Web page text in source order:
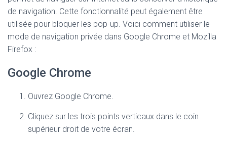
de navigation. Cette fonctionnalité peut également être
utilisée pour bloquer les pop-up. Voici comment utiliser le
mode de navigation privée dans Google Chrome et Mozilla
Firefox :
Google Chrome
Ouvrez Google Chrome.
Cliquez sur les trois points verticaux dans le coin
supérieur droit de votre écran.